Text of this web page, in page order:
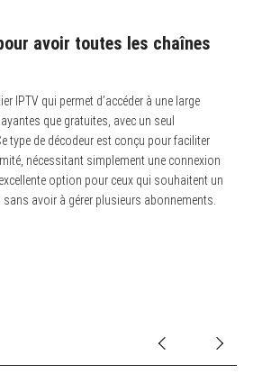
avoir toutes les chaînes
IPTV qui permet d’accéder à une large
que gratuites, avec un seul
type de décodeur est conçu pour faciliter
nécessitant simplement une connexion
option pour ceux qui souhaitent un
avoir à gérer plusieurs abonnements.